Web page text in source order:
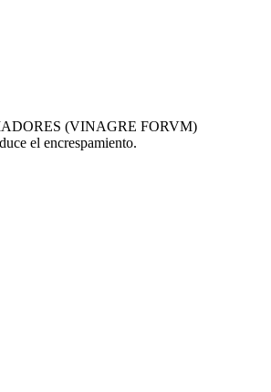
(VINAGRE FORVM)
el encrespamiento.